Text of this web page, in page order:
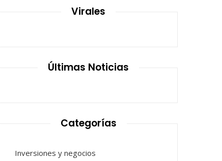
Virales
Últimas Noticias
Categorías
Inversiones y negocios